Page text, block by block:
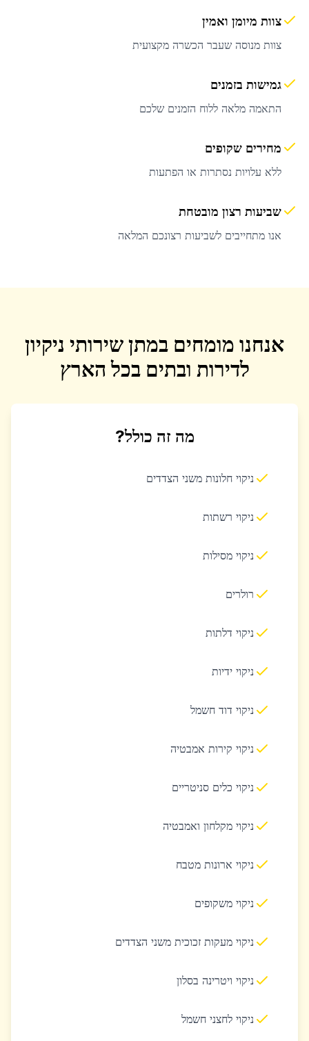
צוות מיומן ואמין
צוות מנוסה שעבר הכשרה מקצועית
גמישות בזמנים
התאמה מלאה ללוח הזמנים שלכם
מחירים שקופים
ללא עלויות נסתרות או הפתעות
שביעות רצון מובטחת
אנו מתחייבים לשביעות רצונכם המלאה
אנחנו מומחים במתן שירותי ניקיון
לדירות ובתים בכל הארץ
מה זה כולל?
ניקוי חלונות משני הצדדים
ניקוי רשתות
ניקוי מסילות
רולרים
ניקוי דלתות
ניקוי ידיות
ניקוי דוד חשמל
ניקוי קירות אמבטיה
ניקוי כלים סניטריים
ניקוי מקלחון ואמבטיה
ניקוי ארונות מטבח
ניקוי משקופים
ניקוי מעקות זכוכית משני הצדדים
ניקוי ויטרינה בסלון
ניקוי לחצני חשמל